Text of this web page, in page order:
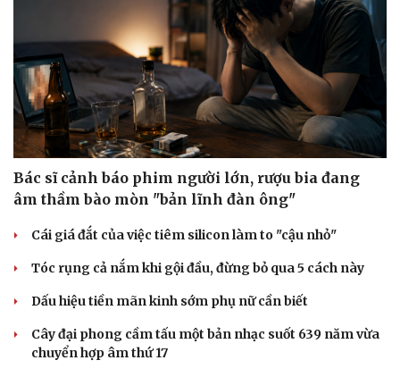
Bác sĩ cảnh báo phim người lớn, rượu bia đang
âm thầm bào mòn "bản lĩnh đàn ông"
Cái giá đắt của việc tiêm silicon làm to "cậu nhỏ"
Tóc rụng cả nắm khi gội đầu, đừng bỏ qua 5 cách này
Dấu hiệu tiền mãn kinh sớm phụ nữ cần biết
Cây đại phong cầm tấu một bản nhạc suốt 639 năm vừa
chuyển hợp âm thứ 17